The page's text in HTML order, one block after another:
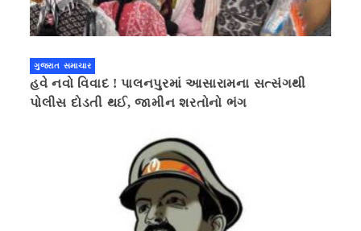
ગુજરાત સમાચાર
હવે નવો વિવાદ ! પાલનપુરમાં આસારામના સત્સંગથી
પોલીસ દોડતી થઈ, જામીન શરતોનો ભંગ